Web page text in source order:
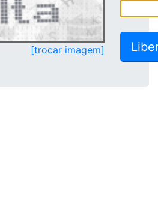
[trocar imagem]